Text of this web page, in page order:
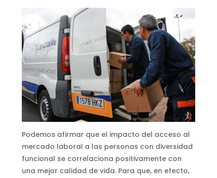
Podemos afirmar que el impacto del acceso al
mercado laboral a las personas con diversidad
funcional se correlaciona positivamente con
una mejor calidad de vida. Para que, en efecto,